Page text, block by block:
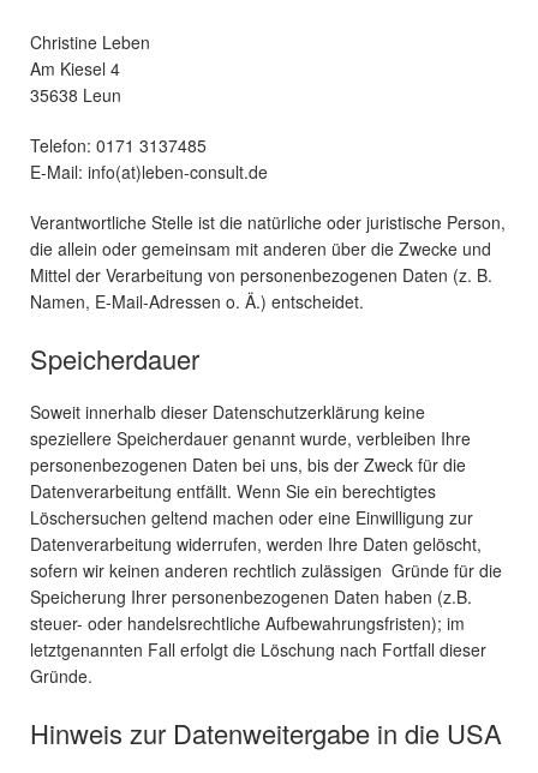
Christine Leben
Am Kiesel 4
35638 Leun
Telefon: 0171 3137485
E-Mail: info(at)leben-consult.de
Verantwortliche Stelle ist die natürliche oder juristische Person,
die allein oder gemeinsam mit anderen über die Zwecke und
Mittel der Verarbeitung von personenbezogenen Daten (z. B.
Namen, E-Mail-Adressen o. Ä.) entscheidet.
Speicherdauer
Soweit innerhalb dieser Datenschutzerklärung keine
speziellere Speicherdauer genannt wurde, verbleiben Ihre
personenbezogenen Daten bei uns, bis der Zweck für die
Datenverarbeitung entfällt. Wenn Sie ein berechtigtes
Löschersuchen geltend machen oder eine Einwilligung zur
Datenverarbeitung widerrufen, werden Ihre Daten gelöscht,
sofern wir keinen anderen rechtlich zulässigen Gründe für die
Speicherung Ihrer personenbezogenen Daten haben (z.B.
steuer- oder handelsrechtliche Aufbewahrungsfristen); im
letztgenannten Fall erfolgt die Löschung nach Fortfall dieser
Gründe.
Hinweis zur Datenweitergabe in die USA